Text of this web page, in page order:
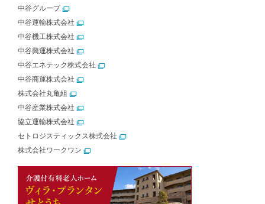
中谷グループ
中谷運輸株式会社
中谷機工株式会社
中谷興運株式会社
中谷エネテック株式会社
中谷商運株式会社
株式会社丸亀組
中谷産業株式会社
協立運輸株式会社
セトロジスティックス株式会社
株式会社ワークワン